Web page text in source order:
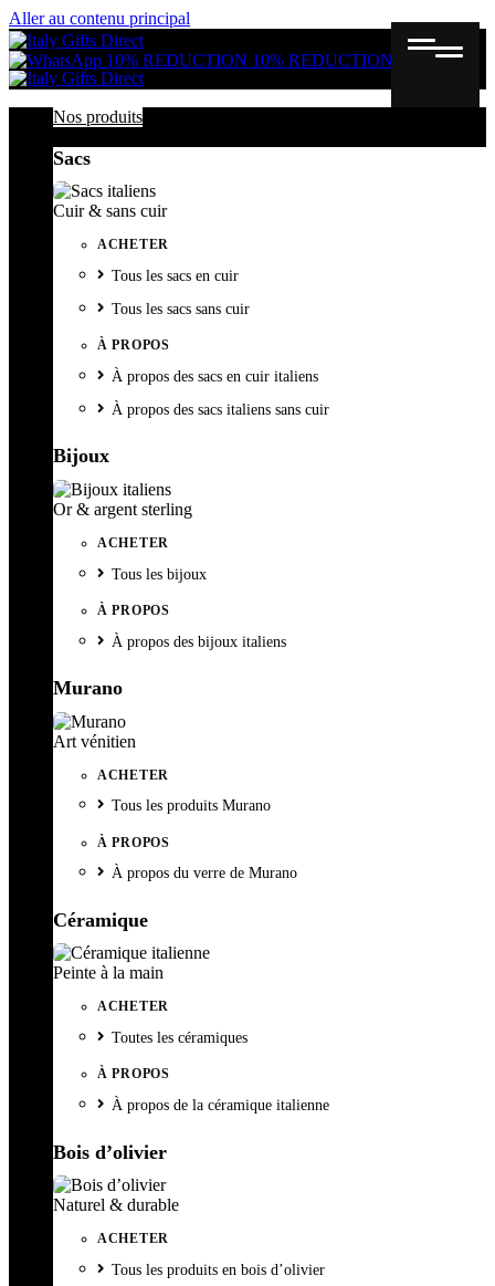
Aller au contenu principal
10% REDUCTION 10% REDUCTION
Nos produits
Sacs
Cuir & sans cuir
ACHETER
Tous les sacs en cuir
Tous les sacs sans cuir
À PROPOS
À propos des sacs en cuir italiens
À propos des sacs italiens sans cuir
Bijoux
Or & argent sterling
ACHETER
Tous les bijoux
À PROPOS
À propos des bijoux italiens
Murano
Art vénitien
ACHETER
Tous les produits Murano
À PROPOS
À propos du verre de Murano
Céramique
Peinte à la main
ACHETER
Toutes les céramiques
À PROPOS
À propos de la céramique italienne
Bois d’olivier
Naturel & durable
ACHETER
Tous les produits en bois d’olivier